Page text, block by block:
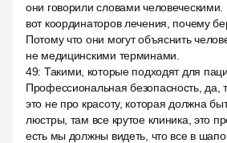
они говорили словами
вот координаторов лечения, почему
Потому что они могут объяснить
не медицинскими терминами.
49: Такими, которые подходят для
Профессиональная безопасность, да,
это не про красоту, которая должна
люстры, там все крутое клиника, это
есть мы должны видеть, что все в